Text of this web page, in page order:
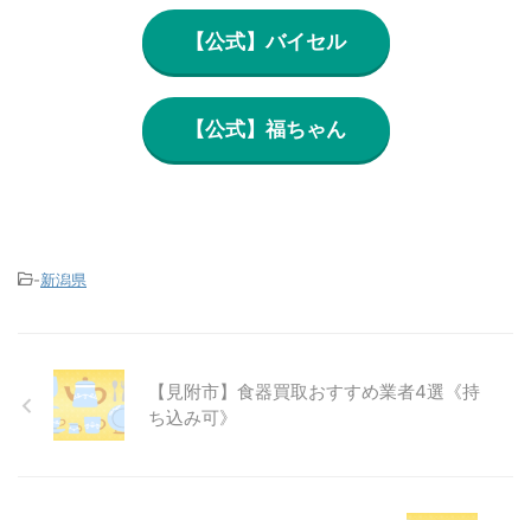
【公式】バイセル
【公式】福ちゃん
-新潟県
【見附市】食器買取おすすめ業者4選《持
ち込み可》